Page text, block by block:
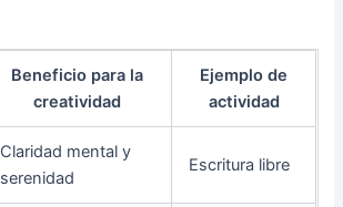
Beneficio para la
creatividad
Ejemplo de
actividad
Claridad mental y
serenidad
Escritura libre